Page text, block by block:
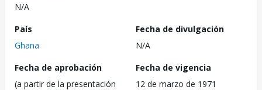
N/A
País
Ghana
Fecha de divulgación
N/A
Fecha de aprobación
(a partir de la presentación
Fecha de vigencia
12 de marzo de 1971